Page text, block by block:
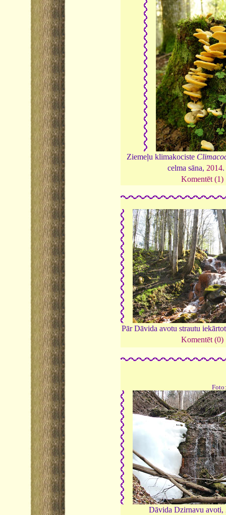
Ziemeļu klimakociste
celma sāna, 2014
Komentēt (1)
Pār Dāvida avotu strautu
Komentēt (0)
Dāvida Dzirnavu avoti,